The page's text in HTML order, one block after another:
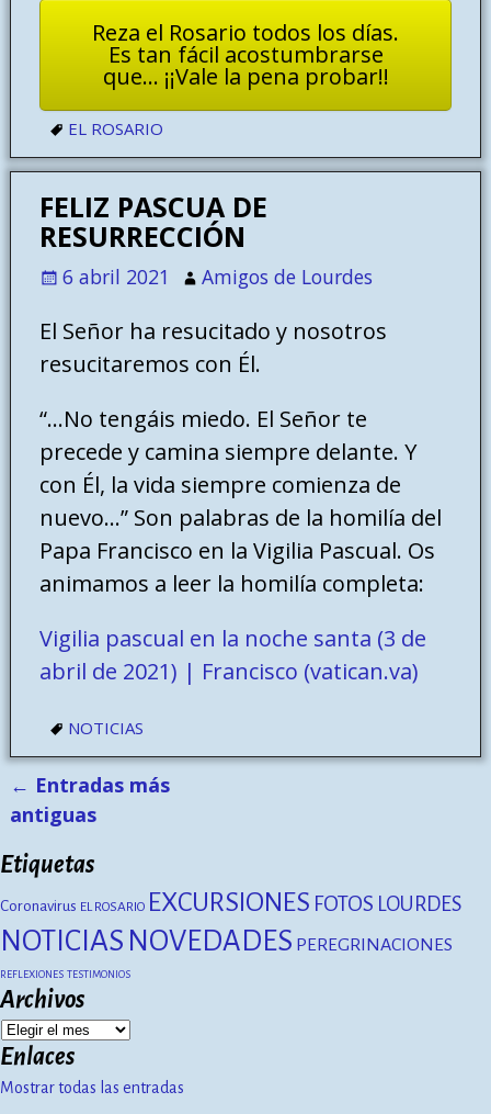
Reza el Rosario todos los días.
Es tan fácil acostumbrarse
que... ¡¡Vale la pena probar!!
EL ROSARIO
FELIZ PASCUA DE
RESURRECCIÓN
6 abril 2021 Amigos de Lourdes
El Señor ha resucitado y nosotros
resucitaremos con Él.
“…No tengáis miedo. El Señor te
precede y camina siempre delante. Y
con Él, la vida siempre comienza de
nuevo…” Son palabras de la homilía del
Papa Francisco en la Vigilia Pascual. Os
animamos a leer la homilía completa:
Vigilia pascual en la noche santa (3 de
abril de 2021) | Francisco (vatican.va)
NOTICIAS
Navegación de entradas
← Entradas más
antiguas
Etiquetas
Coronavirus EL ROSARIO EXCURSIONES FOTOS LOURDES
NOTICIAS NOVEDADES PEREGRINACIONES
REFLEXIONES TESTIMONIOS
Archivos
Enlaces
Mostrar todas las entradas